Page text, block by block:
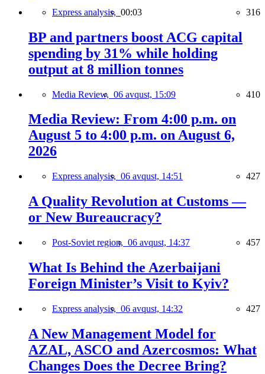
Express analysis, 00:03 316
BP and partners boost ACG capital
spending by 31% while holding
output at 8 million tonnes
Media Review, 06 avqust, 15:09 410
Media Review: From 4:00 p.m. on
August 5 to 4:00 p.m. on August 6,
2026
Express analysis, 06 avqust, 14:51 427
A Quality Revolution at Customs —
or New Bureaucracy?
Post-Soviet region, 06 avqust, 14:37 457
What Is Behind the Azerbaijani
Foreign Minister’s Visit to Kyiv?
Express analysis, 06 avqust, 14:32 427
A New Management Model for
AZAL, ASCO and Azercosmos: What
Changes Does the Decree Bring?